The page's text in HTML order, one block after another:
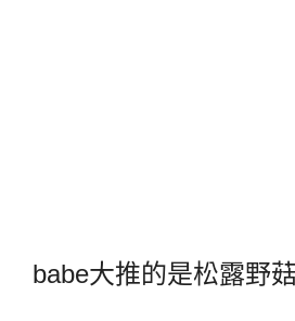
babe大推的是松露野